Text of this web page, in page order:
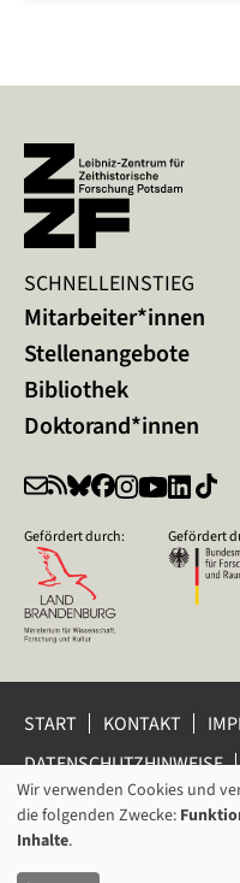
SCHNELLEINSTIEG
Mitarbeiter*innen
Stellenangebote
Bibliothek
Doktorand*innen
Gefördert durch: Gefördert
START KONTAKT
DATENSCHUTZHINWEISE
DATENSCHUTZ-
HINWEISGEBERSCHUTZ
VERWENDUNG
VON
Wir verwenden Cookies und
die folgenden Zwecke:
Inhalte.